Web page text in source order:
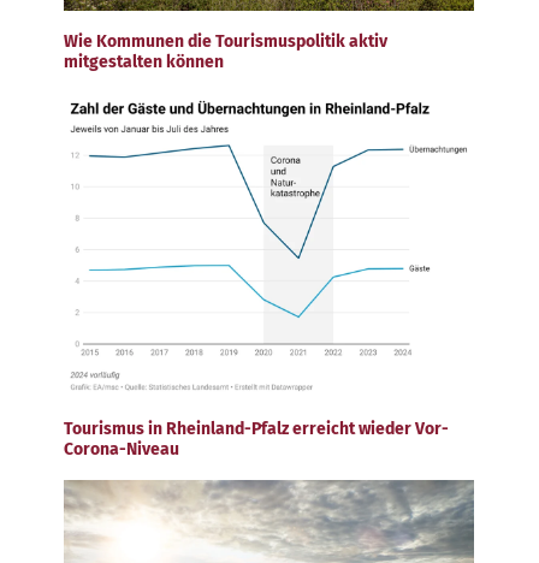
Wie Kommunen die Tourismuspolitik aktiv
mitgestalten können
Tourismus in Rheinland-Pfalz erreicht wieder Vor-
Corona-Niveau